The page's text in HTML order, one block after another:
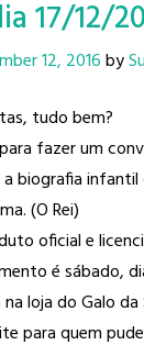
17/12/
12, 2016by
tudo bem?
fazer um
biografia
(O Rei)
oficial e
é sábado,
loja do Galo
para quem